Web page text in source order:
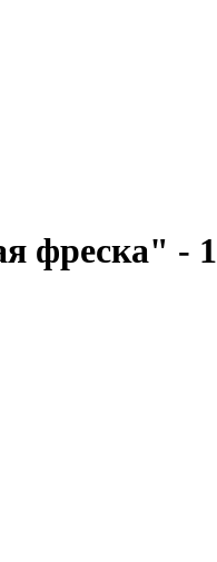
фреска" - 1